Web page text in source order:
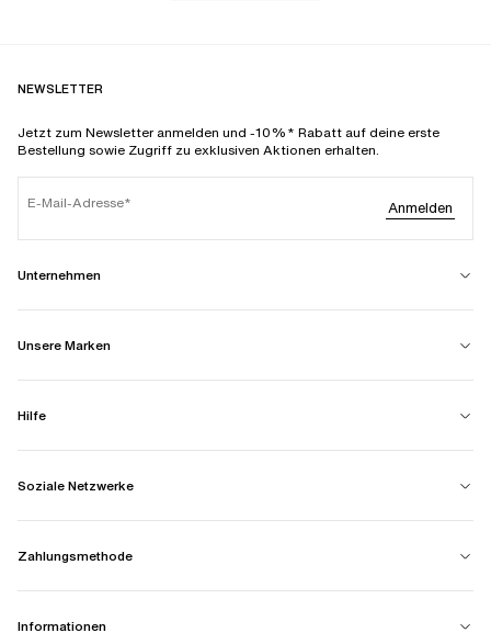
NEWSLETTER
Jetzt zum Newsletter anmelden und -10%* Rabatt auf deine erste
Bestellung sowie Zugriff zu exklusiven Aktionen erhalten.
E-Mail-Adresse Anmelden
Unternehmen
Unsere Marken
Hilfe
Soziale Netzwerke
Zahlungsmethode
Informationen